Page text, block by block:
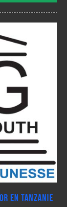
en Tanzanie